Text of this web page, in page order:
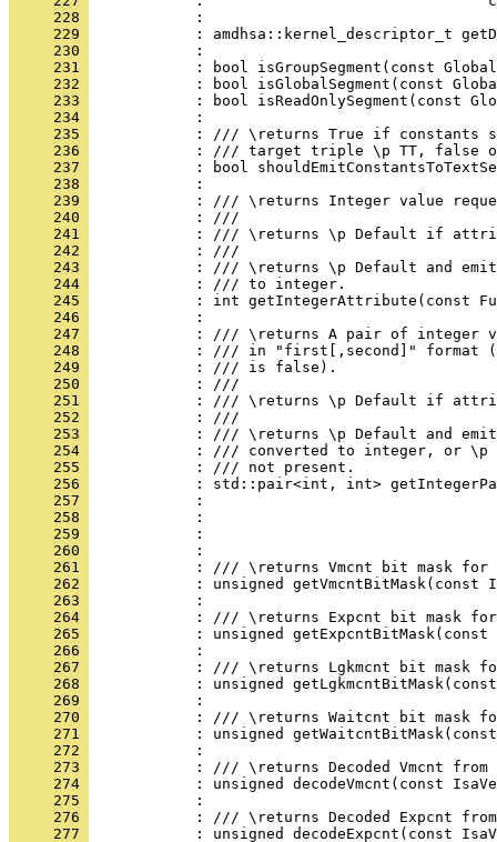
     228
     229
     230
     231
     232
     233
     234
     235
     236
     237
     238
     239
     240
     241
     242
     243
     244
     245
     246
     247
     248
     249
     250
     251
     252
     253
     254
     255
     256
     257
     258
     259
     260
     261
     262
     263
     264
     265
     266
     267
     268
     269
     270
     271
     272
     273
     274
     275
     276
     277